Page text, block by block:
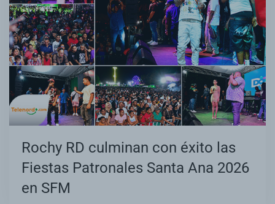
Rochy RD culminan con éxito las
Fiestas Patronales Santa Ana 2026
en SFM